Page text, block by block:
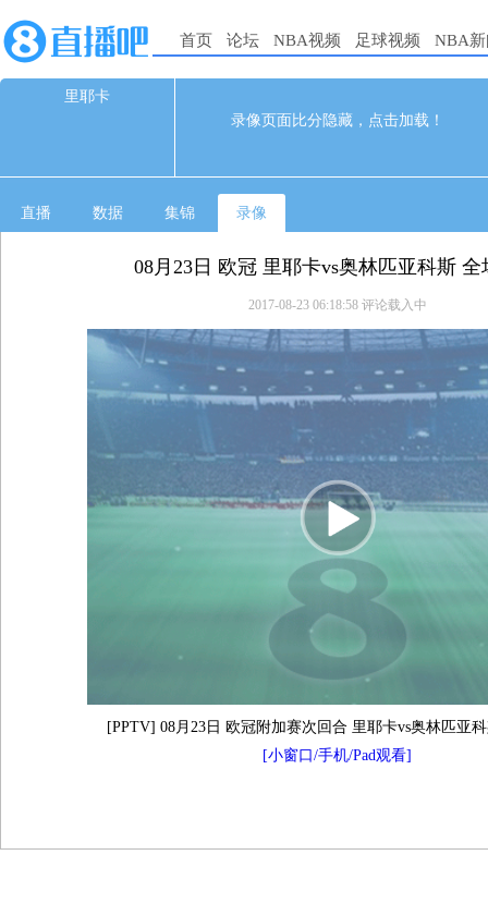
首页 论坛 NBA视频 足球视频 NBA
里耶卡
录像页面比分隐藏，点击加载！
0 08-23 02:45
直播 数据 集锦 录像
08月23日 欧冠 里耶卡vs奥林匹亚科斯 全
2017-08-23 06:18:58 评论载入中
[PPTV] 08月23日 欧冠附加赛次回合 里耶卡vs奥林匹亚
[小窗口/手机/Pad观看]